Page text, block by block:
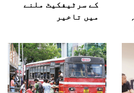
کھڑی کروانے پر ۱۰؍
کے سرٹیفکیٹ ملنے
میں تاخیر